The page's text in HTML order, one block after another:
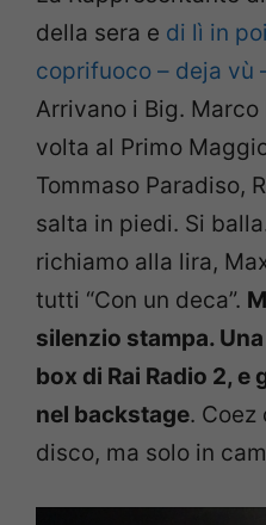
della sera e di lì in
coprifuoco – deja vù
Arrivano i Big.
volta al Primo
Tommaso Paradiso,
salta in piedi. Si
richiamo alla lira,
tutti “Con un deca”.
silenzio stampa.
box di Rai Radio 2,
nel backstage. Coez
disco, ma solo in